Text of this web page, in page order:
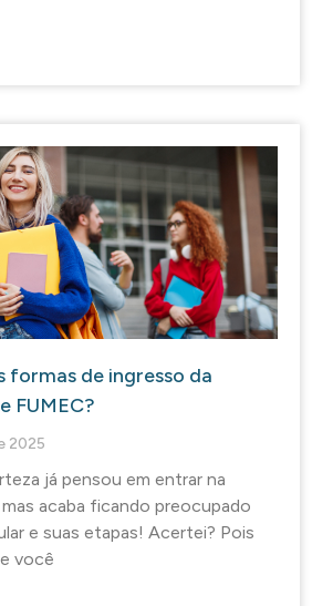
formas de ingresso da
FUMEC?
2025
já pensou em entrar na
acaba ficando preocupado
e suas etapas! Acertei? Pois
você